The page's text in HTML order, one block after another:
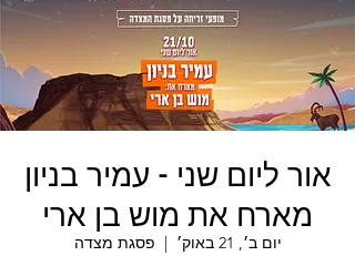
אור ליום שני - עמיר בניון
מארח את מוש בן ארי
יום ב׳, 21 באוק׳
  |
פסגת מצדה